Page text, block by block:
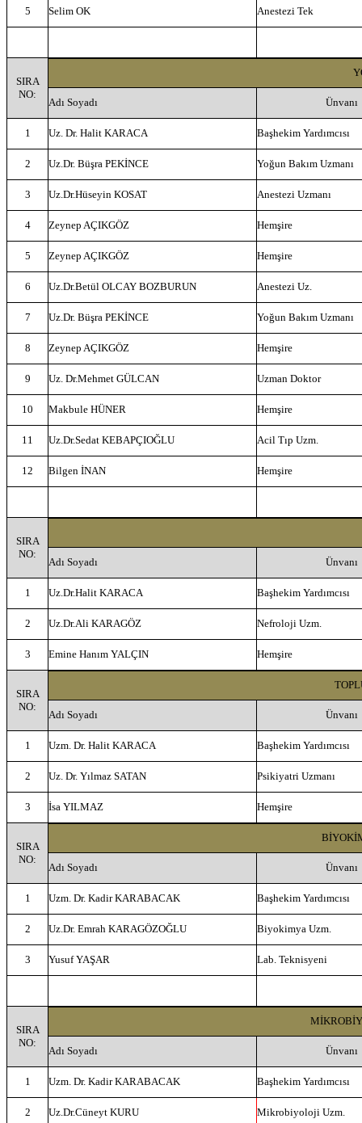
5 Selim OK Anestezi Tek
SIRA
NO:
Adı Soyadı Ünvanı
1 Uz. Dr. Halit KARACA Başhekim Yardımcısı
2 Uz.Dr. Büşra PEKİNCE Yoğun Bakım Uzmanı
3 Uz.Dr.Hüseyin KOSAT Anestezi Uzmanı
4 Zeynep AÇIKGÖZ Hemşire
5 Zeynep AÇIKGÖZ Hemşire
6 Uz.Dr.Betül OLCAY BOZBURUN Anestezi Uz.
7 Uz.Dr. Büşra PEKİNCE Yoğun Bakım Uzmanı
8 Zeynep AÇIKGÖZ Hemşire
9 Uz. Dr.Mehmet GÜLCAN Uzman Doktor
10 Makbule HÜNER Hemşire
11 Uz.Dr.Sedat KEBAPÇIOĞLU Acil Tıp Uzm.
12 Bilgen İNAN Hemşire
SIRA
NO:
Adı Soyadı Ünvanı
1 Uz.Dr.Halit KARACA Başhekim Yardımcısı
2 Uz.Dr.Ali KARAGÖZ Nefroloji Uzm.
3 Emine Hanım YALÇIN Hemşire
SIRA
NO:
Adı Soyadı Ünvanı
1 Uzm. Dr. Halit KARACA Başhekim Yardımcısı
2 Uz. Dr. Yılmaz SATAN Psikiyatri Uzmanı
3 İsa YILMAZ Hemşire
SIRA
NO:
Adı Soyadı Ünvanı
1 Uzm. Dr. Kadir KARABACAK Başhekim Yardımcısı
2 Uz.Dr. Emrah KARAGÖZOĞLU Biyokimya Uzm.
3 Yusuf YAŞAR Lab. Teknisyeni
SIRA
NO:
Adı Soyadı Ünvanı
1 Uzm. Dr. Kadir KARABACAK Başhekim Yardımcısı
2 Uz.Dr.Cüneyt KURU Mikrobiyoloji Uzm.